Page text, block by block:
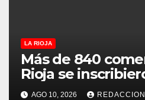
e
e
n
LA RIOJA
Más de 840
Rioja se
Chachos: qué se
AGO 10, 2026